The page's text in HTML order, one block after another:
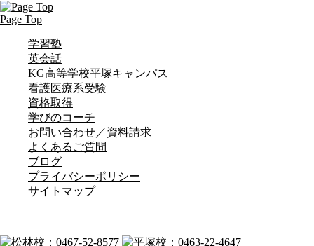
Page Top
学習塾
英会話
KG高等学校平塚キャンパス
看護医療系受験
資格取得
学びのコーチ
お問い合わせ／資料請求
よくあるご質問
ブログ
プライバシーポリシー
サイトマップ